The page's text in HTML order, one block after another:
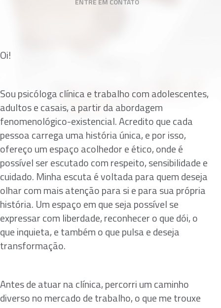
Oi!
Sou psicóloga clínica e trabalho com adolescentes,
adultos e casais, a partir da abordagem
fenomenológico-existencial. Acredito que cada
pessoa carrega uma história única, e por isso,
ofereço um espaço acolhedor e ético, onde é
possível ser escutado com respeito, sensibilidade e
cuidado. Minha escuta é voltada para quem deseja
olhar com mais atenção para si e para sua própria
história. Um espaço em que seja possível se
expressar com liberdade, reconhecer o que dói, o
que inquieta, e também o que pulsa e deseja
transformação.
Antes de atuar na clínica, percorri um caminho
diverso no mercado de trabalho, o que me trouxe